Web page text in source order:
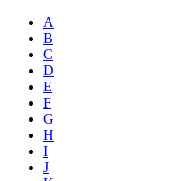
A
B
C
D
E
F
G
H
I
J